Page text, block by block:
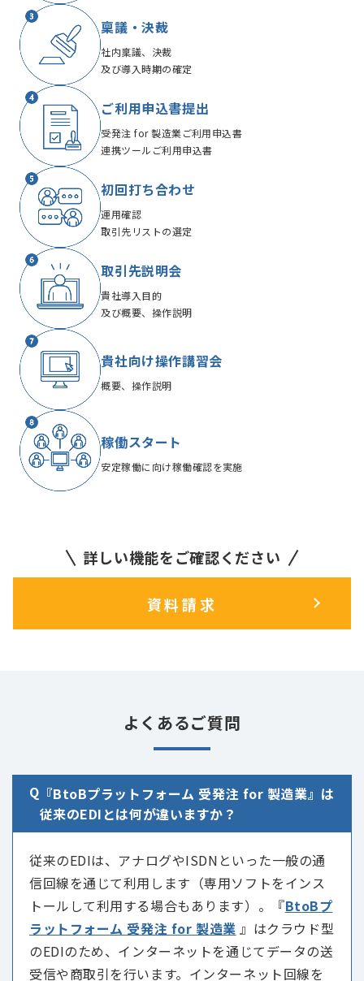
稟議・決裁
社内稟議、決裁
及び導入時期の確定
ご利用申込書提出
受発注 for 製造業ご利用申込書
連携ツールご利用申込書
初回打ち合わせ
運用確認
取引先リストの選定
取引先説明会
貴社導入目的
及び概要、操作説明
貴社向け操作講習会
概要、操作説明
稼働スタート
安定稼働に向け稼働確認を実施
詳しい機能をご確認ください
資料請求
よくあるご質問
Q 『BtoBプラットフォーム 受発注 for 製造業』は
従来のEDIとは何が違いますか？
従来のEDIは、アナログやISDNといった一般の通
信回線を通じて利用します（専用ソフトをインス
トールして利用する場合もあります）。『BtoBプ
ラットフォーム 受発注 for 製造業 』はクラウド型
のEDIのため、インターネットを通じてデータの送
受信や商取引を行います。インターネット回線を